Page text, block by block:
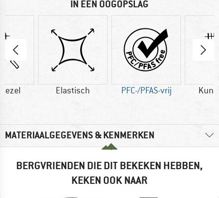
IN EEN OOGOPSLAG
Elastisch PFC-/PFAS-vrij
MATERIAALGEGEVENS & KENMERKEN
BERGVRIENDEN DIE DIT BEKEKEN HEBBEN,
KEKEN OOK NAAR